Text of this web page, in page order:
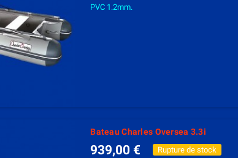
PVC 1.2mm.
Bateau Charles Oversea 3.3i
939,00 € Rupture de stock